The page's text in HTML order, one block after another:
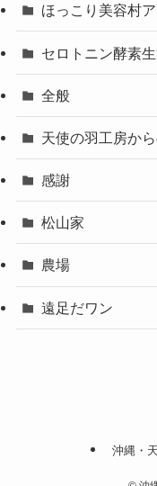
ほっこり美容村
セロトニン酵素
全般
天使の羽工房か
感謝
松山家
農場
遠足だワン
沖縄・